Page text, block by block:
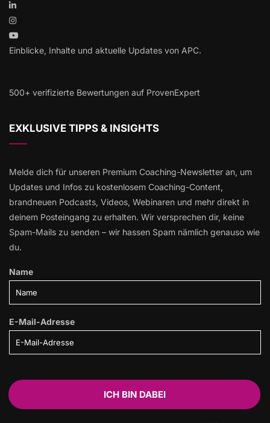
Einblicke, Inhalte und aktuelle Updates von APC.
500+ verifizierte Bewertungen auf ProvenExpert
EXKLUSIVE TIPPS & INSIGHTS
Melde dich für unseren Premium Coaching-Newsletter an, um
Updates und Infos zu kostenlosem Coaching-Content,
brandneuen Podcasts, Videos, Webinaren und mehr direkt in
deinem Posteingang zu erhalten. Wir versprechen dir, keine
Spam-Mails zu senden – wir hassen Spam nämlich genauso wie
du.
Name
E-Mail-Adresse